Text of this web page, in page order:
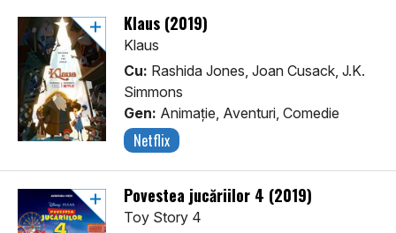
Klaus (2019)
Klaus
Cu: Rashida Jones, Joan Cusack, J.K.
Simmons
Gen: Animaţie, Aventuri, Comedie
Netflix
Povestea jucăriilor 4 (2019)
Toy Story 4